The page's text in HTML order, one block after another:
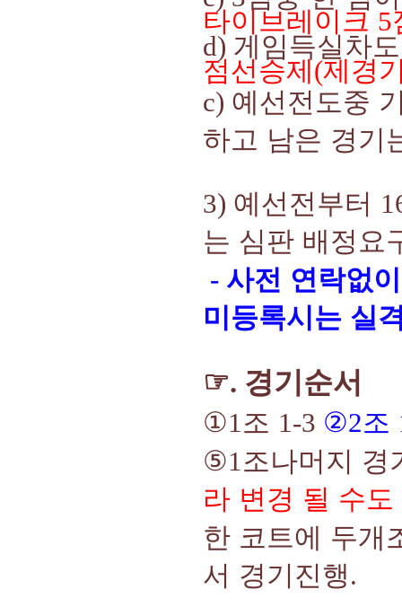
타이브레이크 5
d) 게임득실차
점선승제(제경
c) 예선전도중
하고 남은 경기
3) 예선전부터
는 심판 배정요
- 사전 연락없
미등록시는 실
☞. 경기순서
①1조 1-3 ②2조
⑤1조나머지
라 변경 될 수
한 코트에 두개
서 경기진행.